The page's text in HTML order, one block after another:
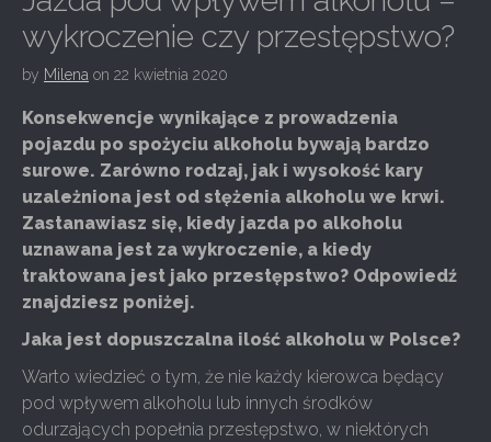
wykroczenie czy przestępstwo?
by Milena on 22 kwietnia 2020
Konsekwencje wynikające z prowadzenia
pojazdu po spożyciu alkoholu bywają bardzo
surowe. Zarówno rodzaj, jak i wysokość kary
uzależniona jest od stężenia alkoholu we krwi.
Zastanawiasz się, kiedy jazda po alkoholu
uznawana jest za wykroczenie, a kiedy
traktowana jest jako przestępstwo? Odpowiedź
znajdziesz poniżej.
Jaka jest dopuszczalna ilość alkoholu w Polsce?
Warto wiedzieć o tym, że nie każdy kierowca będący
pod wpływem alkoholu lub innych środków
odurzających popełnia przestępstwo, w niektórych